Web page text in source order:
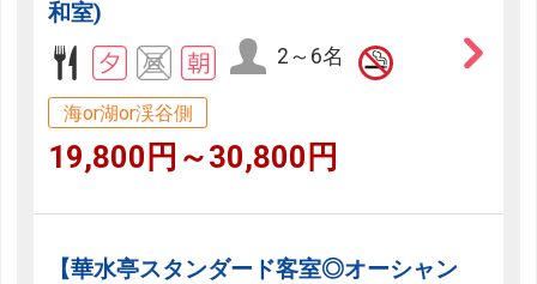
和室)
2～6名
海or湖or渓谷側
19,800円～30,800円
【華水亭スタンダード客室◎オーシャン